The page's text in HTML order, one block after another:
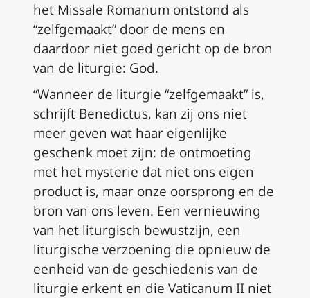
het Missale Romanum ontstond als
“zelfgemaakt” door de mens en
daardoor niet goed gericht op de bron
van de liturgie: God.
“Wanneer de liturgie “zelfgemaakt” is,
schrijft Benedictus, kan zij ons niet
meer geven wat haar eigenlijke
geschenk moet zijn: de ontmoeting
met het mysterie dat niet ons eigen
product is, maar onze oorsprong en de
bron van ons leven. Een vernieuwing
van het liturgisch bewustzijn, een
liturgische verzoening die opnieuw de
eenheid van de geschiedenis van de
liturgie erkent en die Vaticanum II niet